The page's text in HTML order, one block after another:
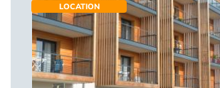
LOCATION